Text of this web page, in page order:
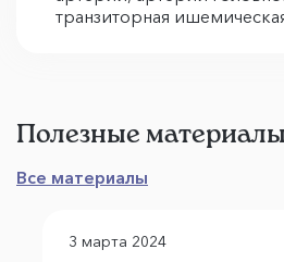
транзиторная
Полезные материалы
Все материалы
3 марта 2024